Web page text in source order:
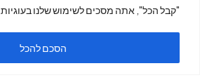
"קבל הכל", אתה מסכים לשימוש שלנו בעוגיות.
הסכם להכל